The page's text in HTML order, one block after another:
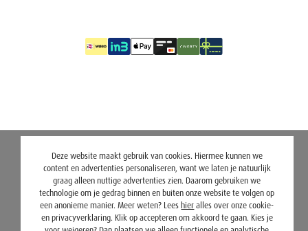
Deze website maakt gebruik van cookies. Hiermee kunnen we
content en advertenties personaliseren, want we laten je natuurlijk
graag alleen nuttige advertenties zien. Daarom gebruiken we
technologie om je gedrag binnen en buiten onze website te volgen op
een anonieme manier. Meer weten? Lees hier alles over onze cookie-
en privacyverklaring. Klik op accepteren om akkoord te gaan. Kies je